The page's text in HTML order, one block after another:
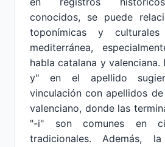
conocidos, se puede
toponímicas y
mediterránea,
habla catalana y
y" en el apellido
vinculación con apellidos
valenciano, donde las
"-i" son comunes en
tradicionales. Además,